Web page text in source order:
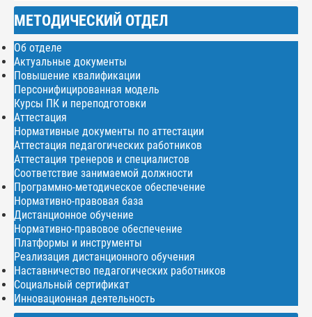
МЕТОДИЧЕСКИЙ ОТДЕЛ
Об отделе
Актуальные документы
Повышение квалификации
Персонифицированная модель
Курсы ПК и переподготовки
Аттестация
Нормативные документы по аттестации
Аттестация педагогических работников
Аттестация тренеров и специалистов
Соответствие занимаемой должности
Программно-методическое обеспечение
Нормативно-правовая база
Дистанционное обучение
Нормативно-правовое обеспечение
Платформы и инструменты
Реализация дистанционного обучения
Наставничество педагогических работников
Социальный сертификат
Инновационная деятельность